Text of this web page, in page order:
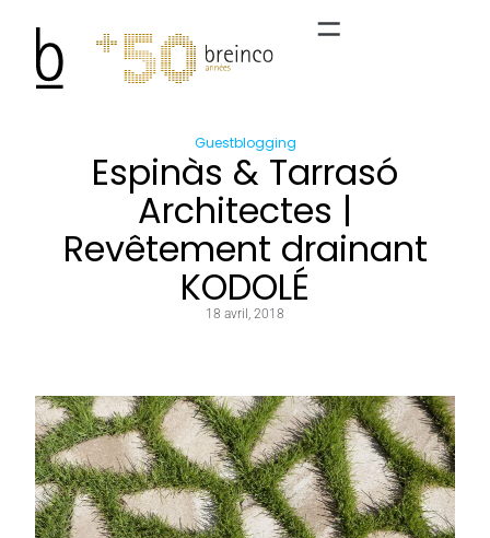
Guestblogging
Espinàs & Tarrasó
Architectes |
Revêtement drainant
KODOLÉ
18 avril, 2018